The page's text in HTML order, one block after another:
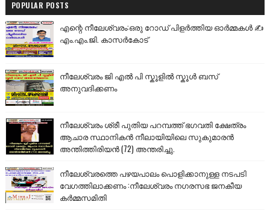
POPULAR POSTS
എന്റെ നീലേശ്വരം:ഒരു റോഡ് പിളർത്തിയ ഓർമ്മകൾ ✍️
എം.എം.ജി. കാസർകോട്
നീലേശ്വരം ജി എൽ പി സ്കൂളിൽ സ്കൂൾ ബസ്
അനുവദിക്കണം
നീലേശ്വരം ശ്രീ പുതിയ പറമ്പത്ത് ഭഗവതി ക്ഷേത്രം
ആചാര സ്ഥാനികൻ നീലായിയിലെ സുകുമാരൻ
അന്തിത്തിരിയൻ (72) അന്തരിച്ചു.
നീലേശ്വരത്തെ പഴയപാലം പൊളിക്കാനുള്ള നടപടി
വേഗത്തിലാക്കണം :നീലേശ്വരം നഗരസഭ ജനകീയ
കർമ്മസമിതി